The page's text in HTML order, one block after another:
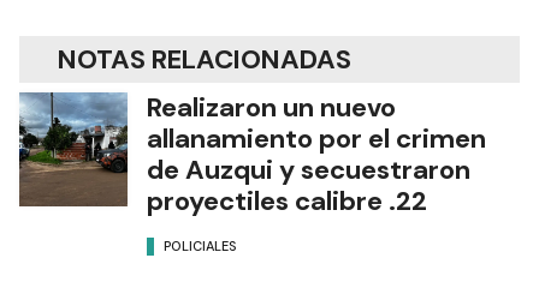
NOTAS RELACIONADAS
Realizaron un nuevo
allanamiento por el crimen
de Auzqui y secuestraron
proyectiles calibre .22
POLICIALES